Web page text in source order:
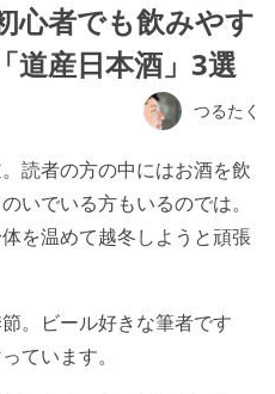
心者でも飲みやす
道産日本酒」3選
つるたく
読者の方の中にはお酒を飲
いでいる方もいるのでは。
を温めて越冬しようと頑張
。ビール好きな筆者です
ています。